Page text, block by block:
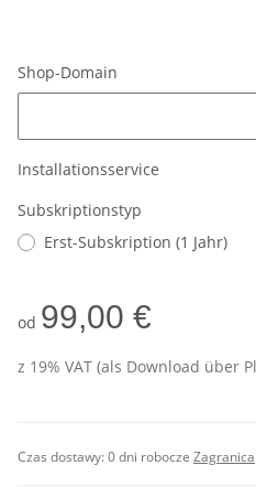
Shop-Domain
Installationsservice
Subskriptionstyp
Erst-Subskription (1 Jahr)
od 99,00 €
z 19% VAT (als Download über
Czas dostawy:0 dni robocze Zagranica